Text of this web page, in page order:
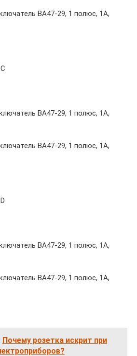
ВА47-29, 1 полюс, 1А,
ВА47-29, 1 полюс, 1А,
ВА47-29, 1 полюс, 1А,
ВА47-29, 1 полюс, 1А,
ВА47-29, 1 полюс, 1А,
Почему розетка искрит при